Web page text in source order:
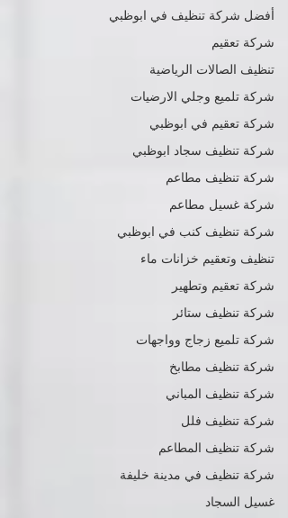
أفضل شركة تنظيف في ابوظبي
شركة تعقيم
تنظيف الصالات الرياضية
شركة تلميع وجلي الارضيات
شركة تعقيم في ابوظبي
شركة تنظيف سجاد ابوظبي
شركة تنظيف مطاعم
شركة غسيل مطاعم
شركة تنظيف كنب في ابوظبي
تنظيف وتعقيم خزانات ماء
شركة تعقيم وتطهير
شركة تنظيف ستائر
شركة تلميع زجاج وواجهات
شركة تنظيف مطابخ
شركة تنظيف المباني
شركة تنظيف فلل
شركة تنظيف المطاعم
شركة تنظيف في مدينة خليفة
غسيل السجاد